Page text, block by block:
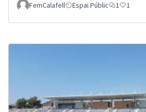
FemCalafell Espai Públic 1 1